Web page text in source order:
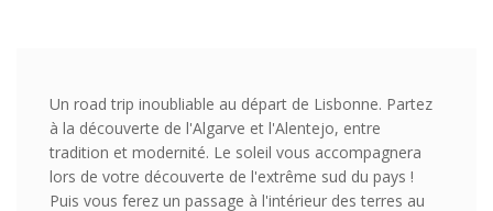
Un road trip inoubliable au départ de Lisbonne. Partez
à la découverte de l'Algarve et l'Alentejo, entre
tradition et modernité. Le soleil vous accompagnera
lors de votre découverte de l'extrême sud du pays !
Puis vous ferez un passage à l'intérieur des terres au